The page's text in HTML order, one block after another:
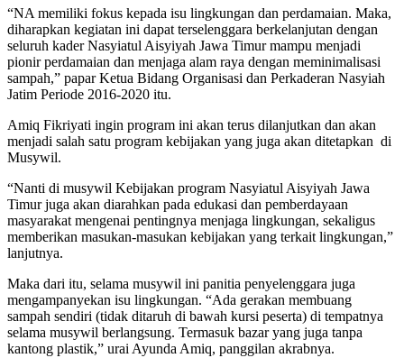
“NA memiliki fokus kepada isu lingkungan dan perdamaian. Maka,
diharapkan kegiatan ini dapat terselenggara berkelanjutan dengan
seluruh kader Nasyiatul Aisyiyah Jawa Timur mampu menjadi
pionir perdamaian dan menjaga alam raya dengan meminimalisasi
sampah,” papar Ketua Bidang Organisasi dan Perkaderan Nasyiah
Jatim Periode 2016-2020 itu.
Amiq Fikriyati ingin program ini akan terus dilanjutkan dan akan
menjadi salah satu program kebijakan yang juga akan ditetapkan di
Musywil.
“Nanti di musywil Kebijakan program Nasyiatul Aisyiyah Jawa
Timur juga akan diarahkan pada edukasi dan pemberdayaan
masyarakat mengenai pentingnya menjaga lingkungan, sekaligus
memberikan masukan-masukan kebijakan yang terkait lingkungan,”
lanjutnya.
Maka dari itu, selama musywil ini panitia penyelenggara juga
mengampanyekan isu lingkungan. “Ada gerakan membuang
sampah sendiri (tidak ditaruh di bawah kursi peserta) di tempatnya
selama musywil berlangsung. Termasuk bazar yang juga tanpa
kantong plastik,” urai Ayunda Amiq, panggilan akrabnya.